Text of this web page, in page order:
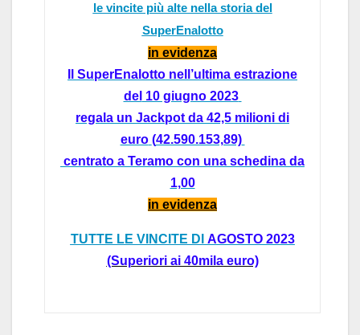
le vincite più alte nella storia del
SuperEnalotto
in evidenza
SuperEnalotto nel l’ultima estrazione
del 10 giugno 2023
regala un Jackpot da 42,5 milioni di
euro (42.590.153,89)
centrato a Teramo con una schedina da
1,00
in evidenza
TUTTE LE VINCITE DI AGOSTO 2023
(Superiori ai 40mil aeuro)